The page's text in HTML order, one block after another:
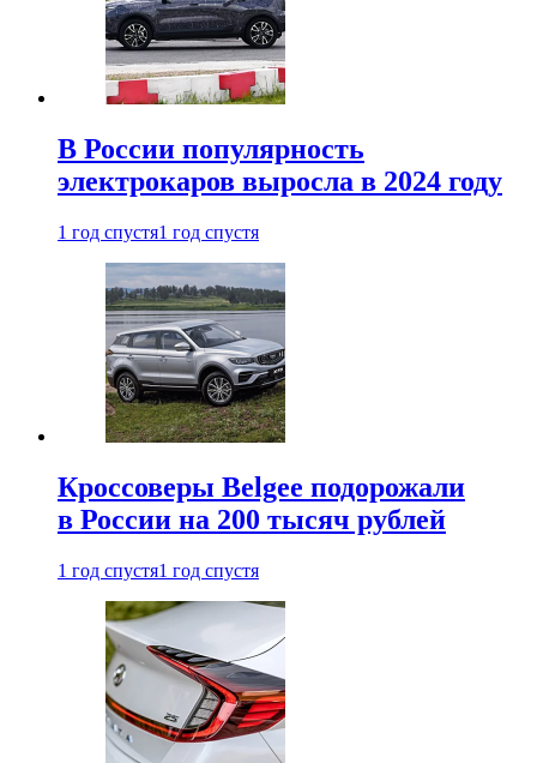
В России популярность
электрокаров выросла в 2024 году
1 год спустя1 год спустя
Кроссоверы Belgee подорожали
в России на 200 тысяч рублей
1 год спустя1 год спустя